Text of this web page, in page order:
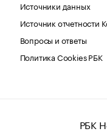
Источники данных
Источник отчетности
Вопросы и ответы
Политика Cookies РБК
РБК